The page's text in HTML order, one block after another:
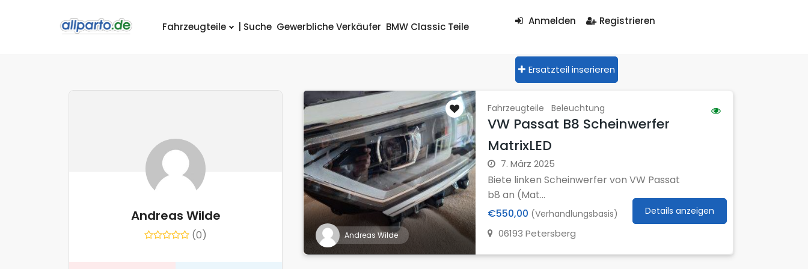
Fahrzeugteile | Suche Gewerbliche Verkäufer BMW Classic Teile Anmelden Registrieren
Ersatzteil inserieren
Andreas Wilde
(0) Andreas Wilde
Fahrzeugteile Beleuchtung
VW Passat B8 Scheinwerfer
MatrixLED
7. März 2025
Biete linken Scheinwerfer von VW Passat
b8 an (Mat...
€550,00 (Verhandlungsbasis)
06193 Petersberg
Details anzeigen